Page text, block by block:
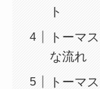
ト
トーマ
な流れ
トーマ